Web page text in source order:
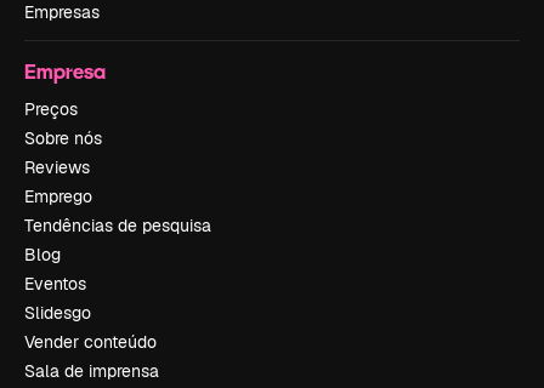
Empresas
Empresa
Preços
Sobre nós
Reviews
Emprego
Tendências de pesquisa
Blog
Eventos
Slidesgo
Vender conteúdo
Sala de imprensa